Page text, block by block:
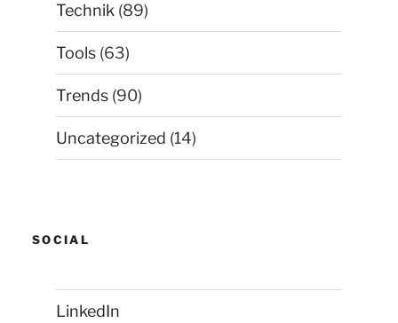
Technik (89)
Tools (63)
Trends (90)
Uncategorized (14)
SOCIAL
LinkedIn